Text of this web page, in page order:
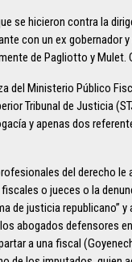
se hicieron contra la
con un ex gobernador
de Pagliotto y
del Ministerio Público
Tribunal de Justicia
y apenas dos
del derecho le
o jueces o la
de justicia republicano” y
abogados defensores
a una fiscal